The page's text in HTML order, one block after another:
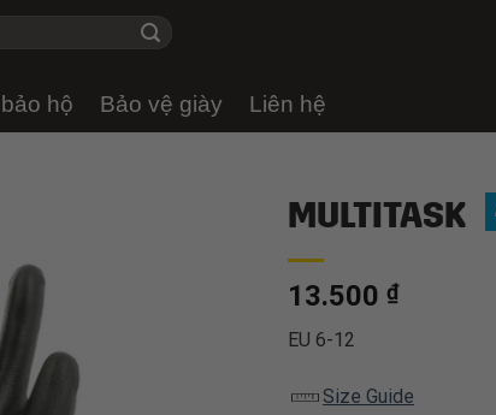
hộ Bảo vệ giày Liên hệ
MULTITASK
13.500 ₫
EU 6-12
Size Guide